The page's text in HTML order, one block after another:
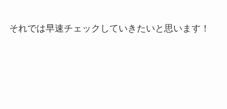
それでは早速チェックしていきたいと思います！